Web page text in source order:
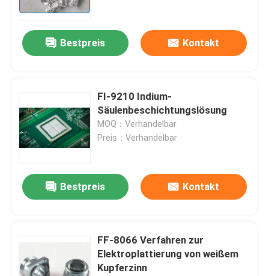
Bestpreis Kontakt
FI-9210 Indium-
Säulenbeschichtungslösung
MOQ：Verhandelbar
Preis：Verhandelbar
Bestpreis Kontakt
FF-8066 Verfahren zur
Elektroplattierung von weißem
Kupferzinn